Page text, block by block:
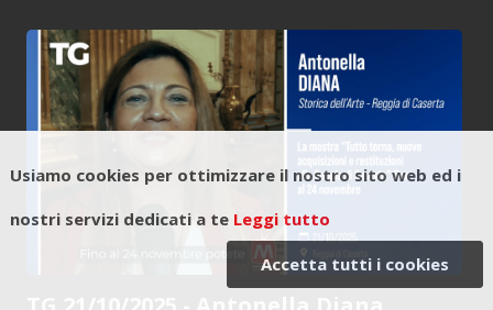
Usiamo cookies per ottimizzare il nostro sito web ed i
nostri servizi dedicati a te Leggi tutto
Accetta tutti i cookies